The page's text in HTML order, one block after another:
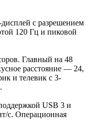
с разрешением
120 Гц и пиковой
Главный на 48
расстояние — 24,
и телевик с 3-
USB 3 и
с. Операционная